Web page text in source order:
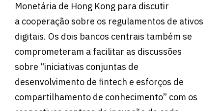
Monetária de Hong Kong para discutir
a cooperação sobre os regulamentos de ativos
digitais. Os dois bancos centrais também se
comprometeram a facilitar as discussões
sobre “iniciativas conjuntas de
desenvolvimento de fintech e esforços de
compartilhamento de conhecimento” com os